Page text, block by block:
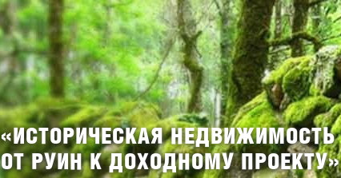
«ИСТОРИЧЕСКАЯ НЕДВИЖИМОСТЬ
ОТ РУИН К ДОХОДНОМУ ПРОЕКТУ»